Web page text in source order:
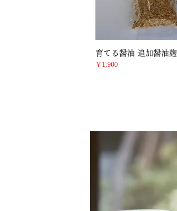
クイックビュー
育てる醤油 追加醤油麹
価格
￥1,900